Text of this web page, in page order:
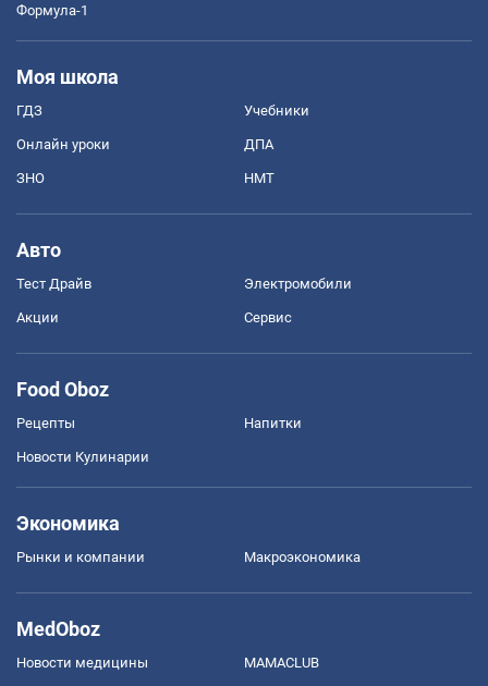
Формула-1
Моя школа
ГДЗ Учебники
Онлайн уроки ДПА
ЗНО НМТ
Авто
Тест Драйв Электромобили
Акции Сервис
Food Oboz
Рецепты Напитки
Новости Кулинарии
Экономика
Рынки и компании Mакроэкономика
MedOboz
Новости медицины MAMACLUB